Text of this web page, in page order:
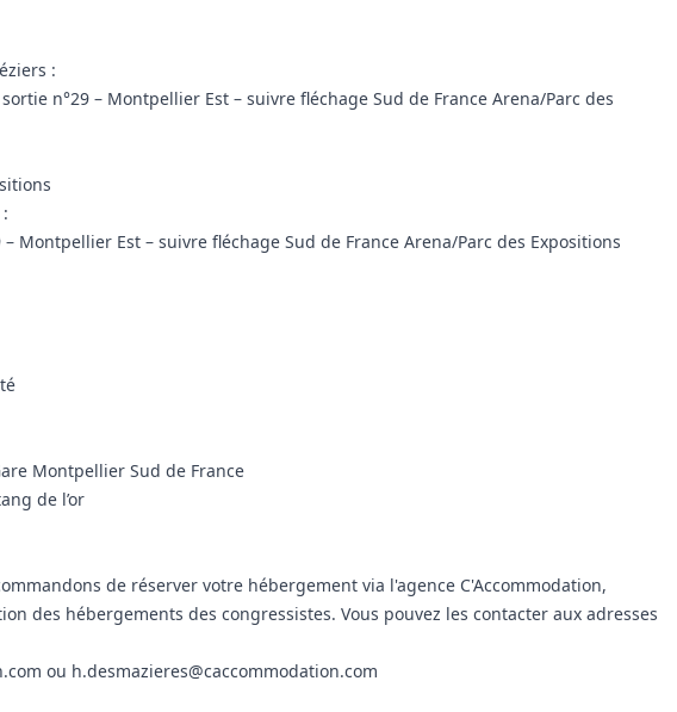
:
n°29 – Montpellier Est – suivre fléchage Sud de France Arena/Parc des
Montpellier Est – suivre fléchage Sud de France Arena/Parc des Expositions
Montpellier Sud de France
de l’or
de réserver votre hébergement via l'agence C'Accommodation,
des hébergements des congressistes. Vous pouvez les contacter aux adresses
ou h.desmazieres@caccommodation.com